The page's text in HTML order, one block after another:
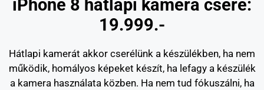
iPhone 8 hátlapi kamera csere:
19.999.-
Hátlapi kamerát akkor cserélünk a készülékben, ha nem
működik, homályos képeket készít, ha lefagy a készülék
a kamera használata közben. Ha nem tud fókuszálni, ha